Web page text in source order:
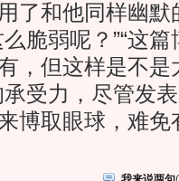
了和他同样幽默
脆弱呢？”“这
，但这样是不是
受力，尽管发
博取眼球，难免